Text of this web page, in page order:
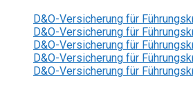
D&O-Versicherung für
D&O-Versicherung für
D&O-Versicherung für
D&O-Versicherung für
D&O-Versicherung für